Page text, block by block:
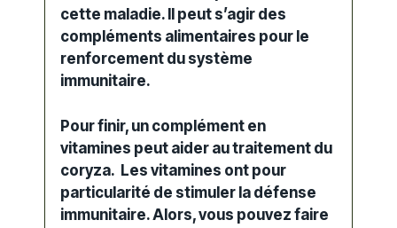
cette maladie. Il peut s’agir des
compléments alimentaires pour le
renforcement du système
immunitaire.
Pour finir, un complément en
vitamines peut aider au traitement du
coryza. Les vitamines ont pour
particularité de stimuler la défense
immunitaire. Alors, vous pouvez faire